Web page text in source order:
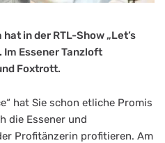
in der RTL-Show „Let’s
Essener Tanzloft
Foxtrott.
hat Sie schon etliche Promis
die Essener und
Profitänzerin profitieren. Am